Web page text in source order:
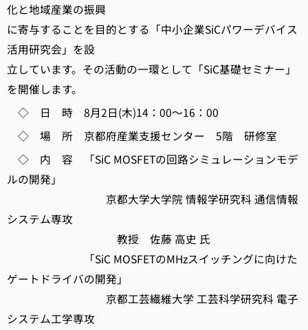
化と地域産業の振興
に寄与することを目的とする「中小企業SiCパワーデバイス
活用研究会」を設
立しています。その活動の一環として「SiC基礎セミナー」
を開催します。
◇ 日 時 8月2日(木)14：00～16：00
◇ 場 所 京都府産業支援センター 5階 研修室
◇ 内 容 「SiC MOSFETの回路シミュレーションモデ
ルの開発」
京都大学大学院 情報学研究科 通信情報
システム専攻
教授 佐藤 高史 氏
「SiC MOSFETのMHzスイッチングに向けた
ゲートドライバの開発」
京都工芸繊維大学 工芸科学研究科 電子
システム工学専攻